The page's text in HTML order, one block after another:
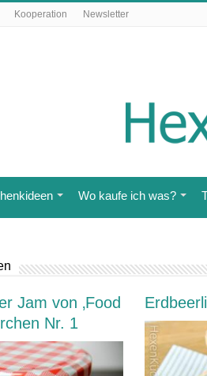
Kooperation Newsletter
Wo kaufe ich was?
Jam von ‚Food
Nr. 1